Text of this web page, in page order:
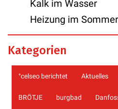
Kalk im Wasser
Heizung im
Kategorien
°celseo berichtet Aktuelles
BRÖTJE burgbad